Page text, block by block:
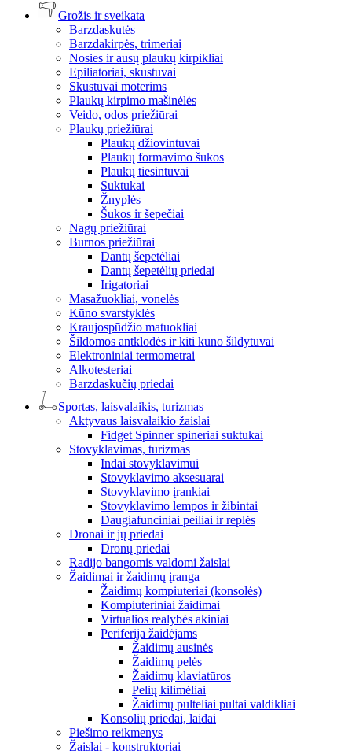
Grožis ir sveikata
Barzdaskutės
Barzdakirpės, trimeriai
Nosies ir ausų plaukų kirpikliai
Epiliatoriai, skustuvai
Skustuvai moterims
Plaukų kirpimo mašinėlės
Veido, odos priežiūrai
Plaukų priežiūrai
Plaukų džiovintuvai
Plaukų formavimo šukos
Plaukų tiesintuvai
Suktukai
Žnyplės
Šukos ir šepečiai
Nagų priežiūrai
Burnos priežiūrai
Dantų šepetėliai
Dantų šepetėlių priedai
Irigatoriai
Masažuokliai, vonelės
Kūno svarstyklės
Kraujospūdžio matuokliai
Šildomos antklodės ir kiti kūno šildytuvai
Elektroniniai termometrai
Alkotesteriai
Barzdaskučių priedai
Sportas, laisvalaikis, turizmas
Aktyvaus laisvalaikio žaislai
Fidget Spinner spineriai suktukai
Stovyklavimas, turizmas
Indai stovyklavimui
Stovyklavimo aksesuarai
Stovyklavimo įrankiai
Stovyklavimo lempos ir žibintai
Daugiafunciniai peiliai ir replės
Dronai ir jų priedai
Dronų priedai
Radijo bangomis valdomi žaislai
Žaidimai ir žaidimų įranga
Žaidimų kompiuteriai (konsolės)
Kompiuteriniai žaidimai
Virtualios realybės akiniai
Periferija žaidėjams
Žaidimų ausinės
Žaidimų pelės
Žaidimų klaviatūros
Pelių kilimėliai
Žaidimų pulteliai pultai valdikliai
Konsolių priedai, laidai
Piešimo reikmenys
Žaislai - konstruktoriai